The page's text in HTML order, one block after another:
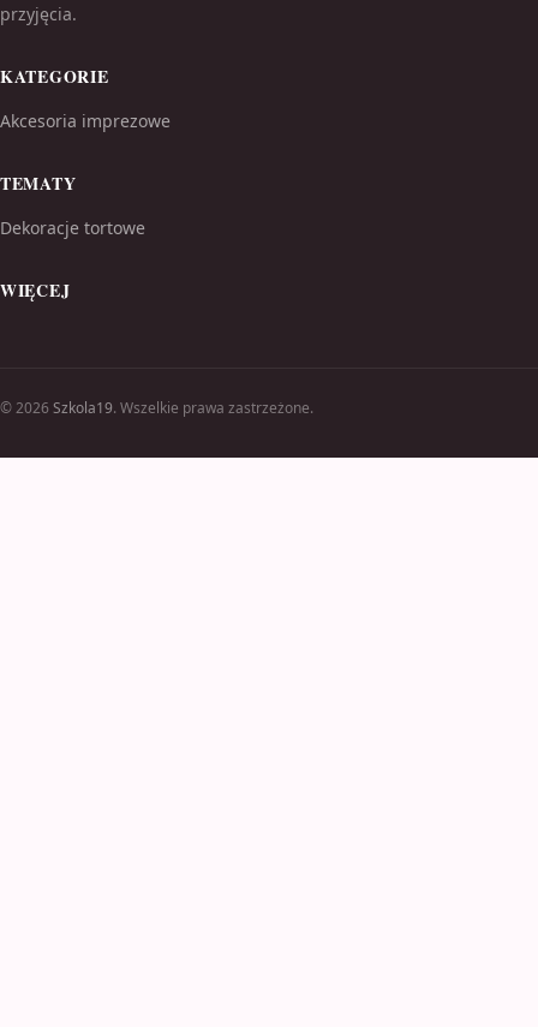
przyjęcia.
KATEGORIE
Akcesoria imprezowe
TEMATY
Dekoracje tortowe
WIĘCEJ
© 2026 Szkola19. Wszelkie prawa zastrzeżone.